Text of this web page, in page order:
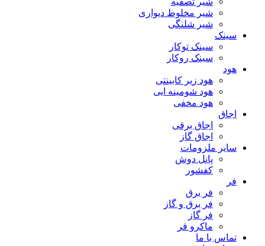
شیر مخلوط دیواری
شیر شلنگی
سینک
سینک توکار
سینک روکار
هود
هود زیر كابینتی
هود شومینه ایی
هود مخفى
اجاق
اجاق برقى
اجاق گاز
سایر ملزومات
پانل دوش
کفشور
فر
فر برق
فر برق و گاز
فر گاز
ماكرو فر
تماس با ما